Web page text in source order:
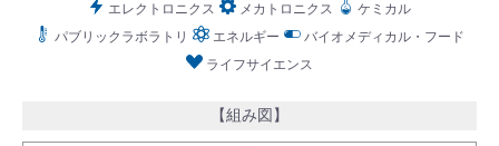
エレクトロニクス メカトロニクス
ケミカル
パブリックラボラトリ
エネルギー
バイオメディカル・フード
ライフサイエンス
【組み図】